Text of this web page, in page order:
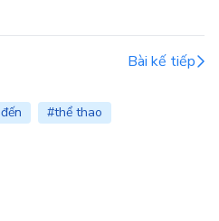
Bài kế tiếp
#thể thao